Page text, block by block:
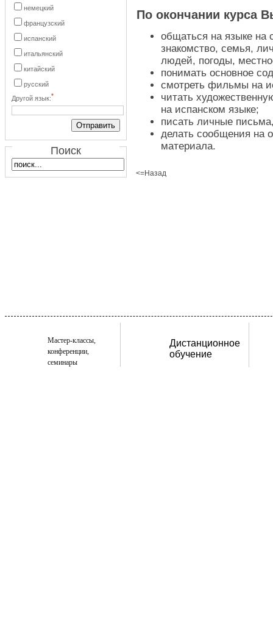
немецкий
французский
испанский
итальянский
китайский
русский
Другой язык:*
Поиск
По окончании курса
общаться на языке
знакомство, семья,
людей, погоды,
понимать основное
смотреть фильмы на
читать
на испанском языке;
писать личные
делать сообщения на
материала.
<=Назад
Мастер-классы,
конференции,
семинары
Дистанционное
обучение